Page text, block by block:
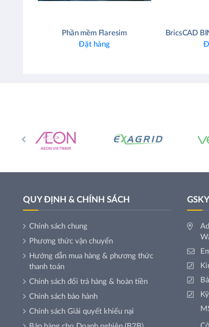
Phần mềm Flaresim
Đặt hàng
QUY ĐỊNH & CHÍNH SÁCH
Chính sách chung
Phương thức vận chuyển
Hướng dẫn mua hàng & phương thức
thanh toán
Chính sách đổi trả hàng & hoàn tiền
Chính sách bảo hành
Chính sách Giải quyết khiếu nại